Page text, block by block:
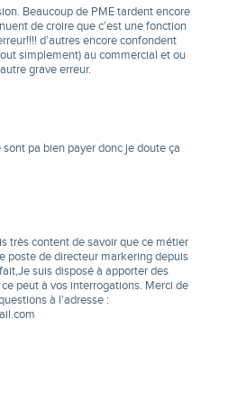
Beaucoup de PME tardent encore
de croire que c’est une fonction
d’autres encore confondent
simplement) au commercial et ou
grave erreur.
pa bien payer donc je doute ça
très content de savoir que ce métier
poste de directeur markering depuis
suis disposé à apporter des
peut à vos interrogations. Merci de
à l’adresse :